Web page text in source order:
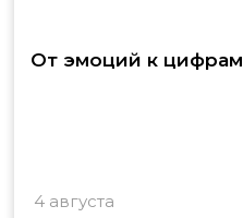
От эмоций к цифрам
4 августа